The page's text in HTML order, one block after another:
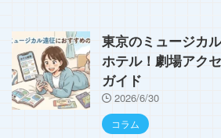
東京のミュージカ
ホテル！劇場アク
ガイド
2026/6/30
コラム